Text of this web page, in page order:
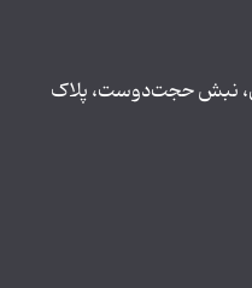
نبش حجت‌دوست، پلاک